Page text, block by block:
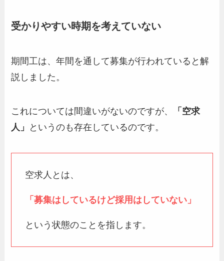
受かりやすい時期を考えていない
期間工は、年間を通して募集が行われていると解
説しました。
これについては間違いがないのですが、
「空求
人」
というのも存在しているのです。
空求人とは、
「募集はしているけど採用はしていない」
という状態のことを指します。